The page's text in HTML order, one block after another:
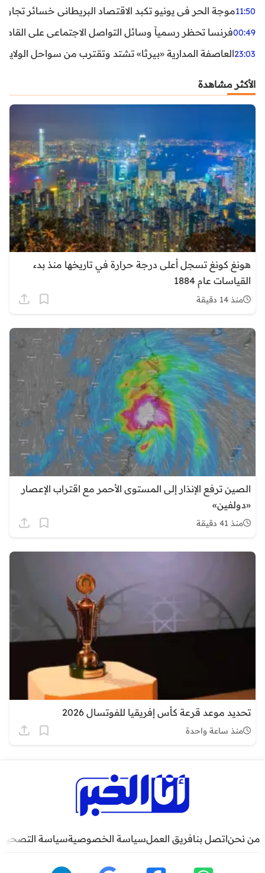
11:50موجة الحر في يونيو تكبد الاقتصاد البريطاني خسائر تجاوزت 1.5 مليار
00:49فرنسا تحظر رسمياً وسائل التواصل الاجتماعي على القاصرين
23:03العاصفة المدارية «بيرثا» تشتد وتقترب من سواحل
الأكثر مشاهدة
هونغ كونغ تسجل أعلى درجة حرارة في تاريخها منذ بدء
القياسات عام 1884
منذ 14 دقيقة
الصين ترفع الإنذار إلى المستوى الأحمر مع اقتراب الإعصار
«دولفين»
منذ 41 دقيقة
تحديد موعد قرعة كأس إفريقيا للفوتسال 2026
منذ ساعة واحدة
من نحناتصل بنافريق العملسياسة الخصوصيةسياسة التصحيح